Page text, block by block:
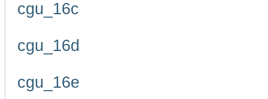
cgu_16c
cgu_16d
cgu_16e